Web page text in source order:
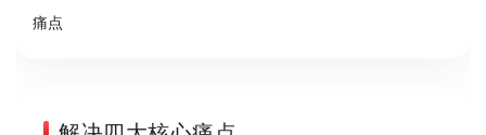
痛点